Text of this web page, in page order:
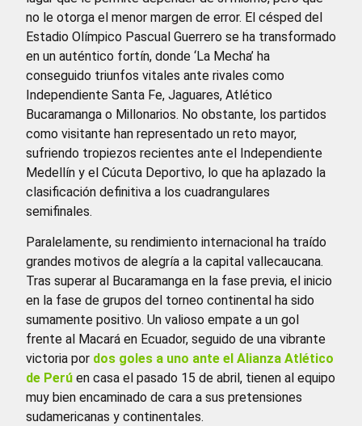
no le otorga el menor margen de error. El césped del
Estadio Olímpico Pascual Guerrero se ha transformado
en un auténtico fortín, donde ‘La Mecha’ ha
conseguido triunfos vitales ante rivales como
Independiente Santa Fe, Jaguares, Atlético
Bucaramanga o Millonarios. No obstante, los partidos
como visitante han representado un reto mayor,
sufriendo tropiezos recientes ante el Independiente
Medellín y el Cúcuta Deportivo, lo que ha aplazado la
clasificación definitiva a los cuadrangulares
semifinales.
Paralelamente, su rendimiento internacional ha traído
grandes motivos de alegría a la capital vallecaucana.
Tras superar al Bucaramanga en la fase previa, el inicio
en la fase de grupos del torneo continental ha sido
sumamente positivo. Un valioso empate a un gol
frente al Macará en Ecuador, seguido de una vibrante
victoria por dos goles a uno ante el Alianza Atlético
de Perú en casa el pasado 15 de abril, tienen al equipo
muy bien encaminado de cara a sus pretensiones
sudamericanas y continentales.